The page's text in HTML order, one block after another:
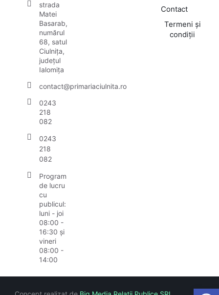
strada
Matei
Basarab,
numărul
68, satul
Ciulnița,
județul
Ialomița
contact@primariaciulnita.ro
0243
218
082
0243
218
082
Program
de lucru
cu
publicul:
luni - joi
08:00 -
16:30 și
vineri
08:00 -
14:00
Contact
Termeni și
condiții